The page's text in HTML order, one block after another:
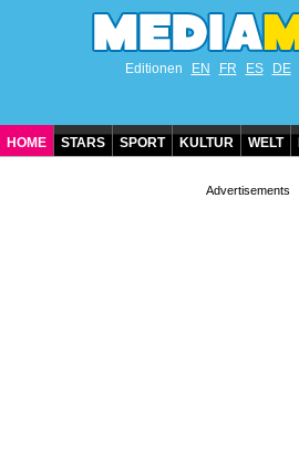
Editionen EN FR ES DE
HOME STARS SPORT KULTUR WELT